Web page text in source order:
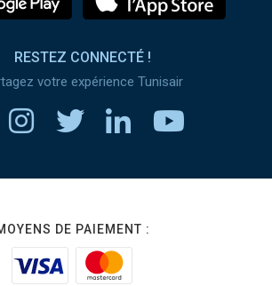
RESTEZ CONNECTÉ !
votre expérience Tunisair
DE PAIEMENT :